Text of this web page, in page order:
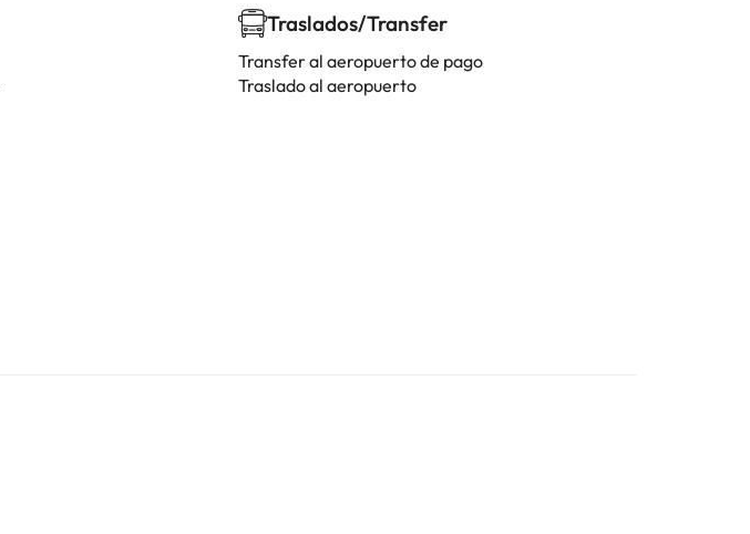
Traslados/Transfer
Transfer al aeropuerto de pago
Traslado al aeropuerto